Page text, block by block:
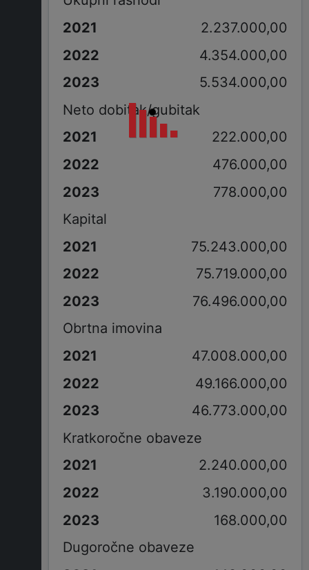
2.237.000,00
4.354.000,00
5.534.000,00
Neto dobitak/gubitak
222.000,00
476.000,00
778.000,00
Kapital
75.243.000,00
75.719.000,00
76.496.000,00
Obrtna imovina
47.008.000,00
49.166.000,00
46.773.000,00
Kratkoročne obaveze
2.240.000,00
3.190.000,00
168.000,00
Dugoročne obaveze